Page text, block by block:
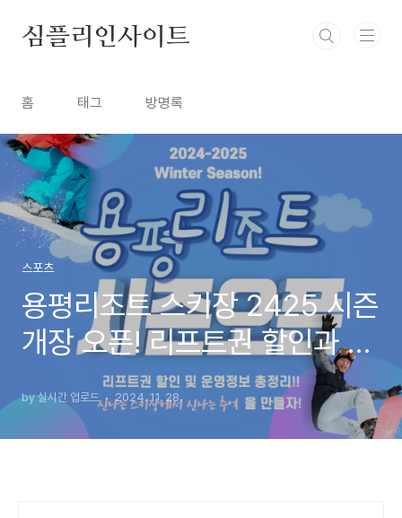
심플리인사이트
홈 태그 방명록
스포츠
용평리조트 스키장 2425 시즌
개장 오픈! 리프트권 할인과 운
영 시간 정보 총정리
by 실시간 업로드 2024. 11. 28.